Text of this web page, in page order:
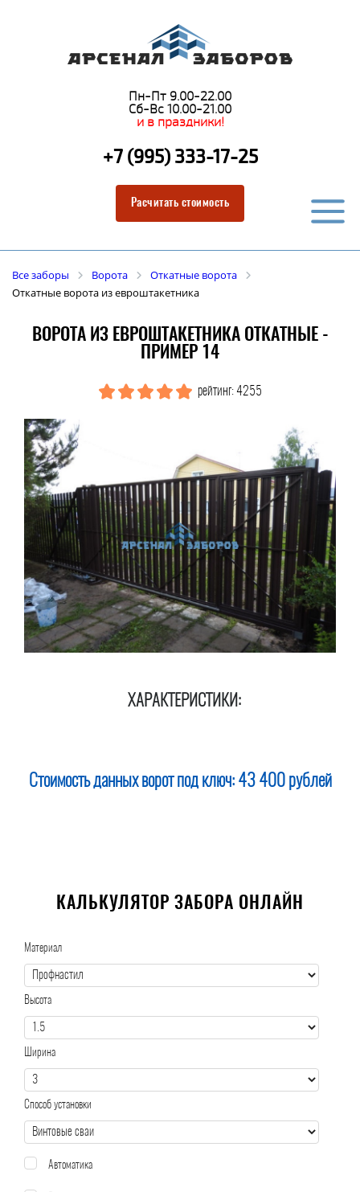
Пн-Пт 9.00-22.00
Сб-Вс 10.00-21.00
и в праздники!
+7 (995) 333-17-25
Расчитать стоимость
Все заборы Ворота
Откатные ворота
Откатные ворота из евроштакетника
ВОРОТА ИЗ ЕВРОШТАКЕТНИКА ОТКАТНЫЕ -
ПРИМЕР 14
рейтинг: 4255
ХАРАКТЕРИСТИКИ:
Стоимость данных ворот под ключ: 43 400 рублей
КАЛЬКУЛЯТОР ЗАБОРА ОНЛАЙН
Материал
Высота
Ширина
Способ установки
Автоматика